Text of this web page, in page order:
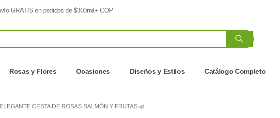
GRATIS en pedidos de $300mil+ COP
Rosas y Flores Ocasiones Diseños y Estilos Catálogo Completo
CESTA DE ROSAS SALMÓN Y FRUTAS 🌿